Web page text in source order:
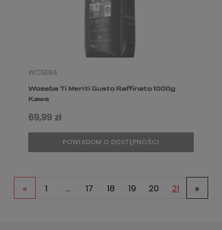
Woseba Ti Meriti Gusto Raffinato 1000g
Kawa
WOSEBA
69,99 zł
POWIADOM O DOSTĘPNOŚCI
« 1 ... 17 18 19 20 21 »